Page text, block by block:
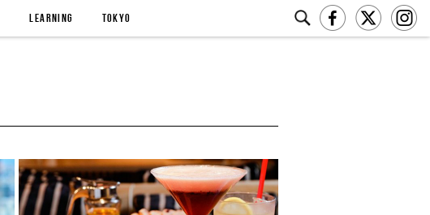
LEARNING TOKYO